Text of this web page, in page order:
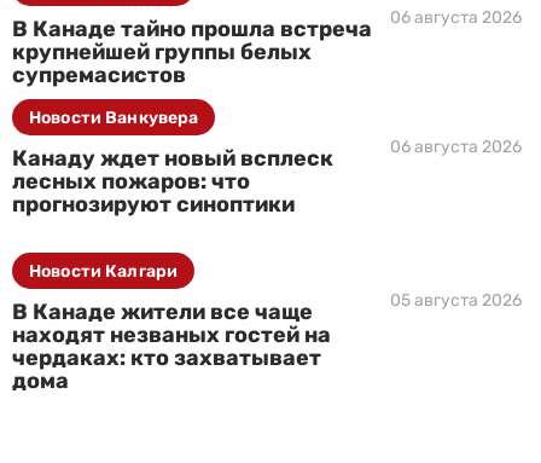
В Канаде тайно прошла встреча
крупнейшей группы белых
супремасистов
06 августа 2026
Канаду ждет новый всплеск
лесных пожаров: что
прогнозируют синоптики
06 августа 2026
Новости Ванкувера
В Канаде жители все чаще
находят незваных гостей на
чердаках: кто захватывает
дома
05 августа 2026
Новости Калгари